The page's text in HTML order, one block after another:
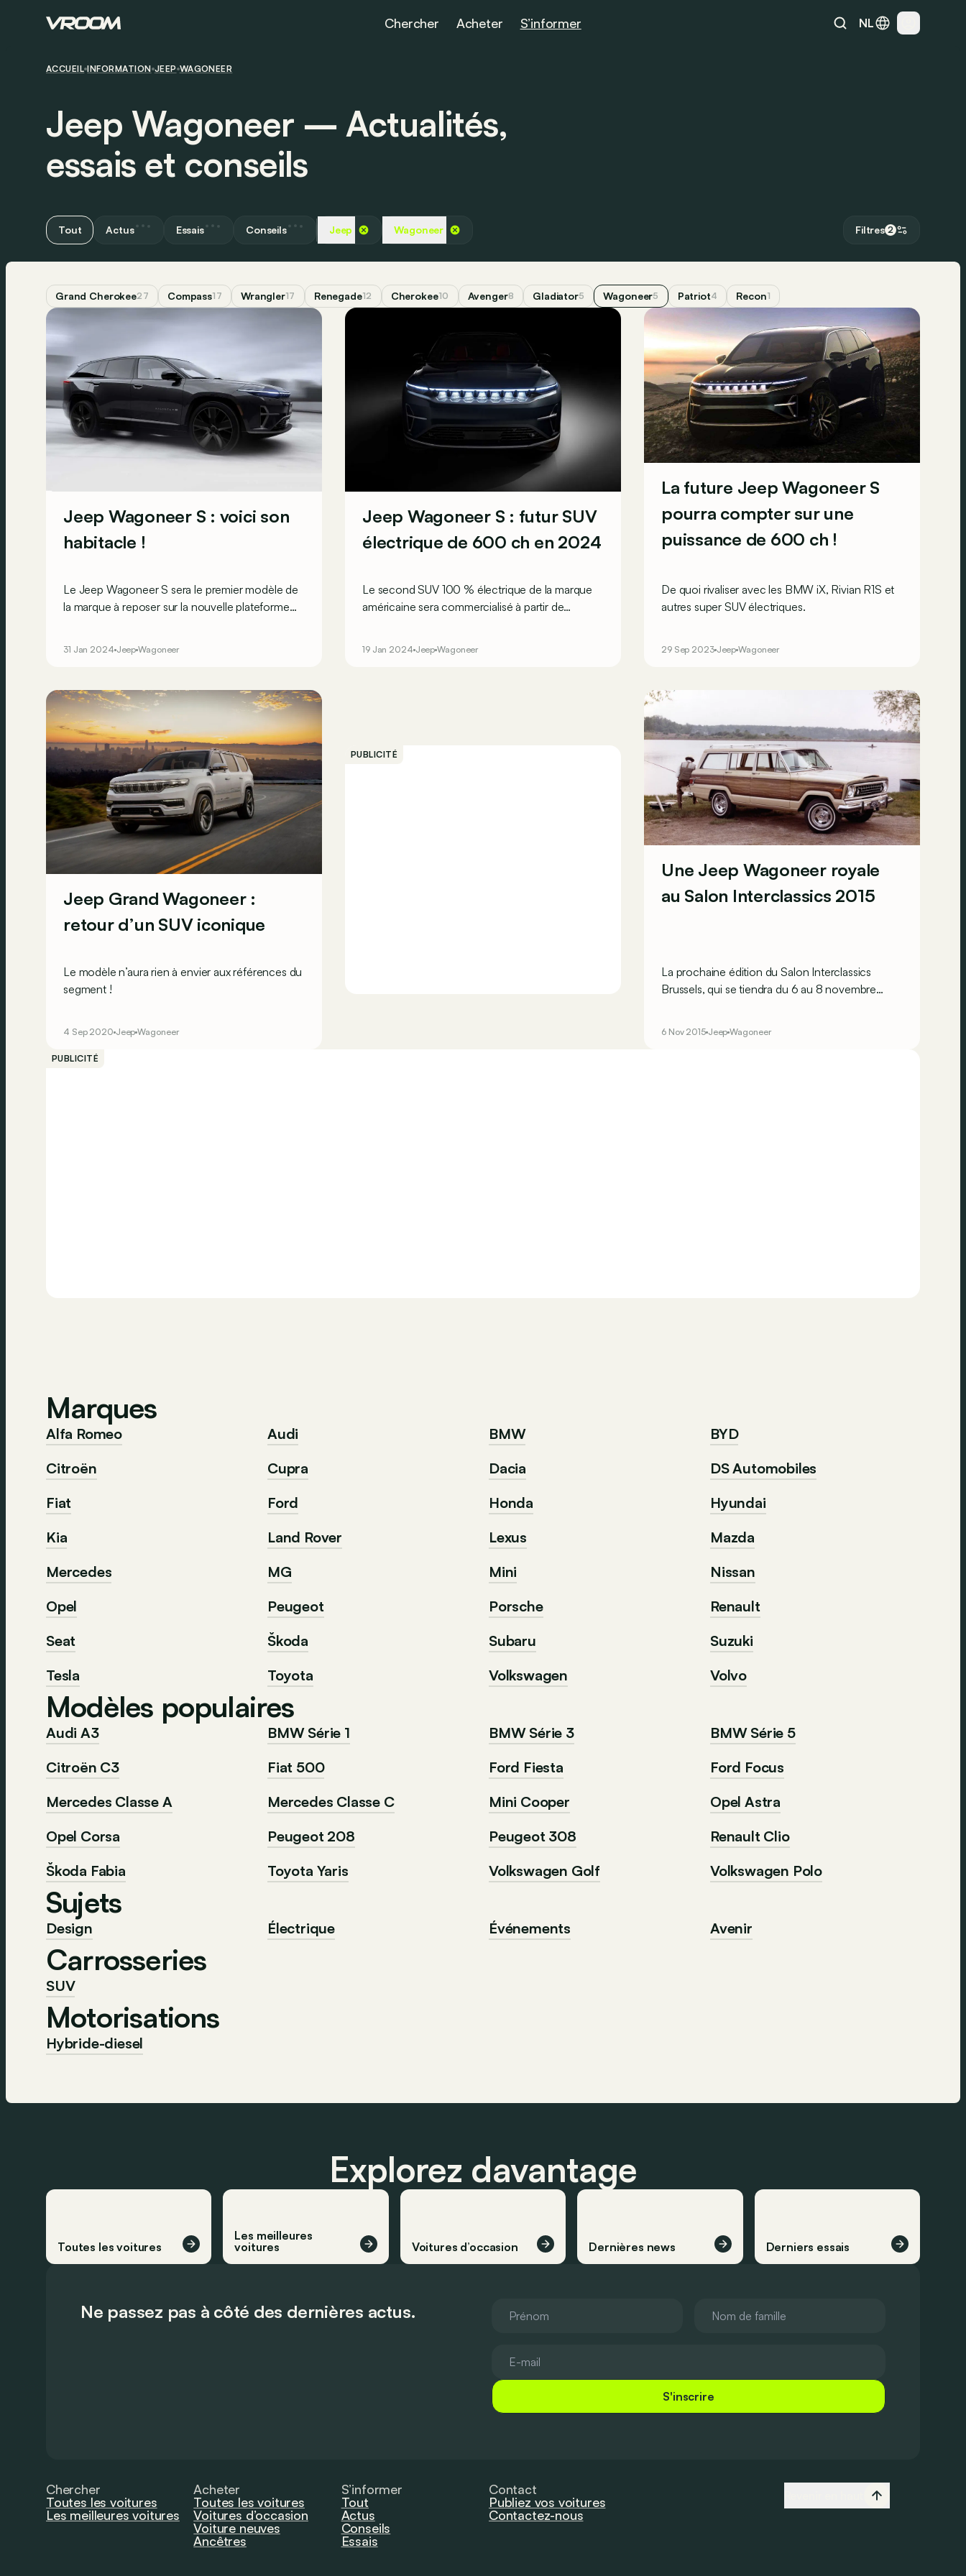
Chercher Acheter S’informer NL
ACCUEIL INFORMATION JEEP WAGONEER
Jeep Wagoneer ― Actualités,
essais et conseils
Tout Actus Essais Conseils Jeep Wagoneer Filtres 2
Grand Cherokee27 Compass17 Wrangler17 Renegade12 Cherokee10 Avenger8 Gladiator5 Wagoneer5 Patriot4 Recon1
Jeep Wagoneer S : voici son
habitacle !
Le Jeep Wagoneer S sera le premier modèle de
la marque à reposer sur la nouvelle plateforme
bord, l'accent est également mis sur le luxe et la
31 Jan 2024 Jeep Wagoneer
Jeep Wagoneer S : futur SUV
électrique de 600 ch en 2024
Le second SUV 100 % électrique de la marque
américaine sera commercialisé à partir de
19 Jan 2024 Jeep Wagoneer
La future Jeep Wagoneer S
pourra compter sur une
puissance de 600 ch !
De quoi rivaliser avec les BMW iX, Rivian R1S et
autres super SUV électriques.
29 Sep 2023 Jeep Wagoneer
Jeep Grand Wagoneer :
retour d’un SUV iconique
Le modèle n’aura rien à envier aux références du
segment !
4 Sep 2020 Jeep Wagoneer
PUBLICITÉ
Une Jeep Wagoneer royale
au Salon Interclassics 2015
La prochaine édition du Salon Interclassics
Brussels, qui se tiendra du 6 au 8 novembre
une Jeep Wagoneer de 1979, ayant appartenu à
6 Nov 2015 Jeep Wagoneer
PUBLICITÉ
Marques
Alfa Romeo Audi BMW
BYD
Citroën
Cupra Dacia
DS Automobiles
Fiat
Ford Honda
Hyundai
Kia
Land Rover Lexus
Mazda
Mercedes
MG Mini
Nissan
Opel
Peugeot Porsche
Renault
Seat
Škoda Subaru
Suzuki
Tesla
Toyota Volkswagen Volvo
Modèles populaires
Audi A3 BMW Série 1 BMW Série 3
BMW Série 5
Citroën C3
Fiat 500 Ford Fiesta
Ford Focus
Mercedes Classe A
Mercedes Classe C Mini Cooper
Opel Astra
Opel Corsa
Peugeot 208 Peugeot 308
Renault Clio
Škoda Fabia
Toyota Yaris Volkswagen Golf Volkswagen Polo
Sujets
Design Électrique Événements Avenir
Carrosseries
SUV
Motorisations
Hybride-diesel
Explorez davantage
Toutes les voitures
Les meilleures
voitures
Voitures d’occasion Dernières news Derniers essais
Ne passez pas à côté des dernières actus.
S'inscrire
Chercher
Toutes les voitures
Les meilleures voitures
Acheter
Toutes les voitures
Voitures d’occasion
Voiture neuves
Ancêtres
S’informer
Tout
Actus
Conseils
Essais
Contact
Publiez vos voitures
Contactez-nous